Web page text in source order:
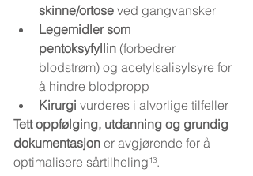
skinne/ortose ved gangvansker
Legemidler som
pentoksyfyllin (forbedrer
blodstrøm) og acetylsalisylsyre for
å hindre blodpropp
Kirurgi vurderes i alvorlige tilfeller
Tett oppfølging, utdanning og grundig
dokumentasjon er avgjørende for å
optimalisere sårtilheling¹³.